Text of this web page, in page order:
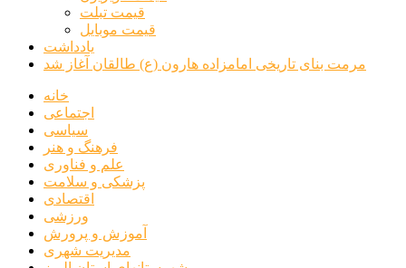
قیمت تبلت
قیمت موبایل
یادداشت
مرمت بنای تاریخی امامزاده هارون (ع) طالقان آغاز شد
خانه
اجتماعی
سیاسی
فرهنگ و هنر
علم و فناوری
پزشکی و سلامت
اقتصادی
ورزشی
آموزش و پرورش
مدیریت شهری